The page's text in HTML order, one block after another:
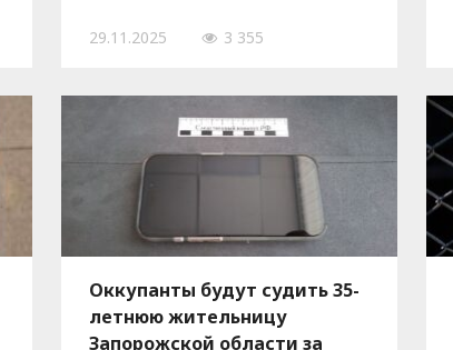
29.11.2025 3 355
Оккупанты будут судить 35-
летнюю жительницу
Запорожской области за